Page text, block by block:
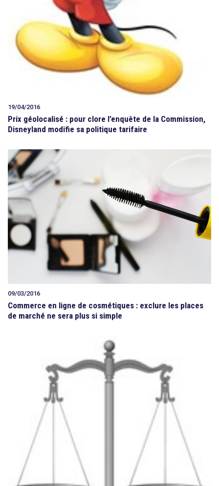
19/04/2016
Prix géolocalisé : pour clore l’enquête de la Commission,
Disneyland modifie sa politique tarifaire
09/03/2016
Commerce en ligne de cosmétiques : exclure les places
de marché ne sera plus si simple